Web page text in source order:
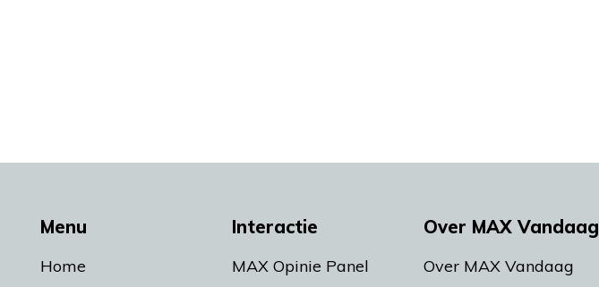
Menu
Home
Interactie
MAX Opinie Panel
Over MAX Vandaag
Over MAX Vandaag